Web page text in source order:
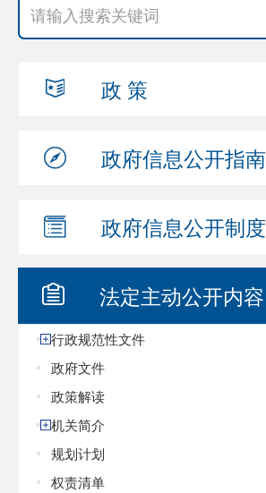
政 策
政府信息公开指南
政府信息公开制度
法定主动公开内容
行政规范性文件
政府文件
政策解读
机关简介
规划计划
权责清单